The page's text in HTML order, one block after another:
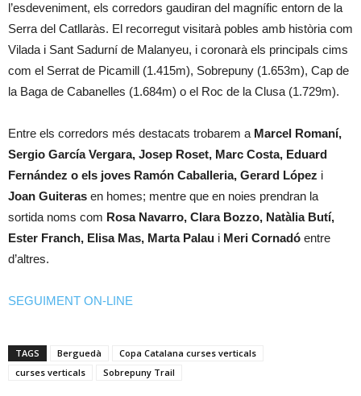
l’esdeveniment, els corredors gaudiran del magnífic entorn de la
Serra del Catllaràs. El recorregut visitarà pobles amb història com
Vilada i Sant Sadurní de Malanyeu, i coronarà els principals cims
com el Serrat de Picamill (1.415m), Sobrepuny (1.653m), Cap de
la Baga de Cabanelles (1.684m) o el Roc de la Clusa (1.729m).
Entre els corredors més destacats trobarem a Marcel Romaní,
Sergio García Vergara, Josep Roset, Marc Costa, Eduard
Fernández o els joves Ramón Caballeria, Gerard López i
Joan Guiteras en homes; mentre que en noies prendran la
sortida noms com Rosa Navarro, Clara Bozzo, Natàlia Butí,
Ester Franch, Elisa Mas, Marta Palau i Meri Cornadó entre
d’altres.
SEGUIMENT ON-LINE
TAGS Berguedà
Copa Catalana curses verticals
curses verticals
Sobrepuny Trail